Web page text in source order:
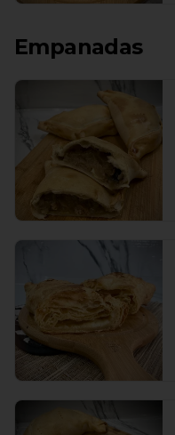
Empanadas